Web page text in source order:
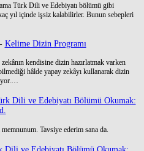
Türk Dili ve Edebiyatı bölümü gibi
yıl içinde işsiz kalabilirler. Bunun sebepleri
- Kelime Dizin Programı
kendisine dizin hazırlatmak varken
hâlde yapay zekâyı kullanarak dizin
Dili ve Edebiyatı Bölümü Okumak:
Tavsiye ederim sana da.